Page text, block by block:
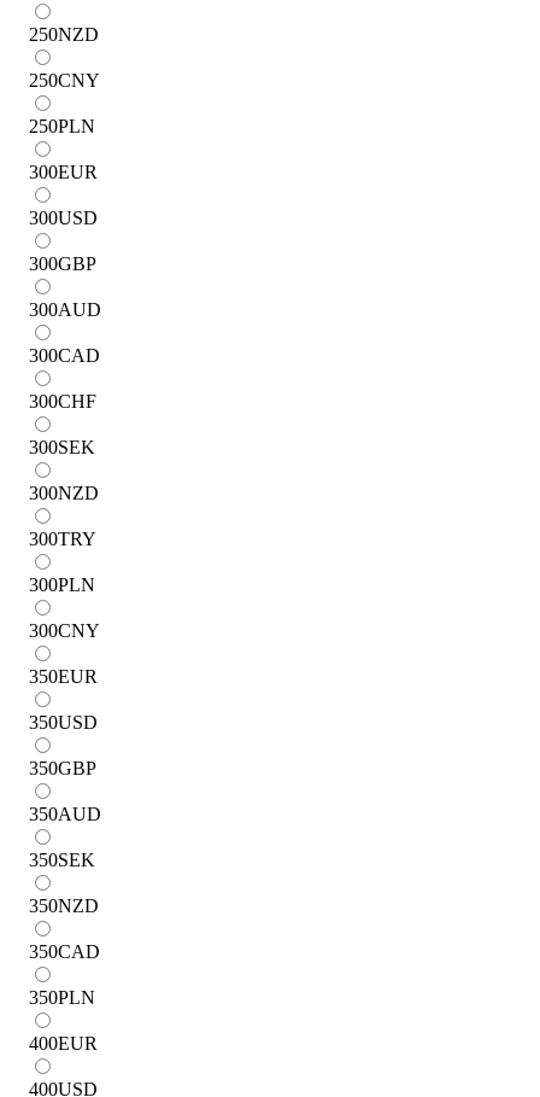
250NZD
250CNY
250PLN
300EUR
300USD
300GBP
300AUD
300CAD
300CHF
300SEK
300NZD
300TRY
300PLN
300CNY
350EUR
350USD
350GBP
350AUD
350SEK
350NZD
350CAD
350PLN
400EUR
400USD